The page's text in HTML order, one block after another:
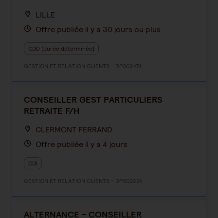
LILLE
Offre publiée il y a 30 jours ou plus
CDD (durée déterminée)
GESTION ET RELATION CLIENTS - DP002474
CONSEILLER GEST PARTICULIERS
RETRAITE F/H
CLERMONT FERRAND
Offre publiée il y a 4 jours
CDI
GESTION ET RELATION CLIENTS - DP002991
ALTERNANCE - CONSEILLER